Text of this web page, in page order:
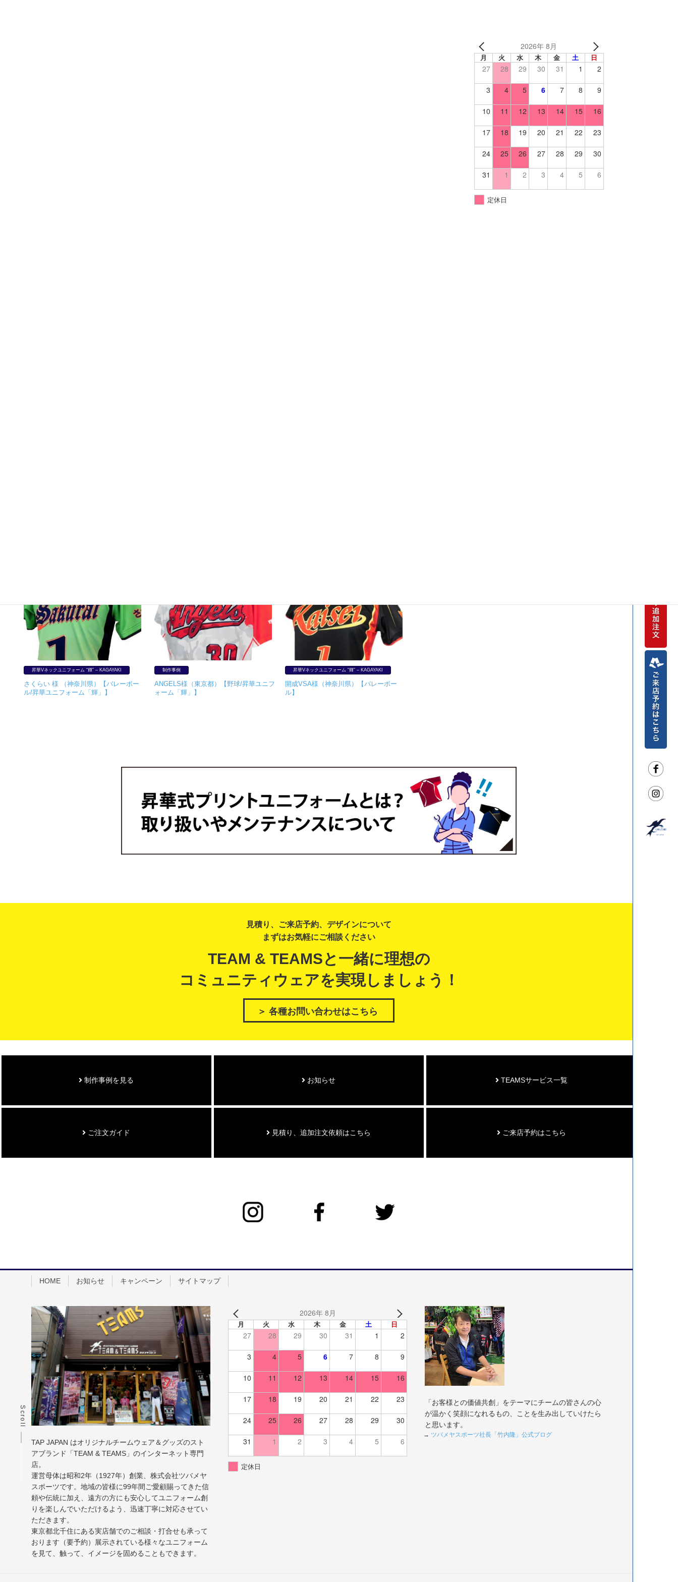
Scroll
昇華Vネックユニフォーム “輝” – KAGAYAKI
さくらい 様 （神奈川県）【バレーボー
ル/昇華ユニフォーム「輝」】
制作事例
ANGELS様（東京都）【野球/昇華ユニフ
ォーム「輝」】
昇華Vネックユニフォーム “輝” – KAGAYAKI
開成VSA様（神奈川県）【バレーボー
ル】
2026年 8月
月 火 水 木 金 土 日
27 28 29 30 31 1 2
3 4 5 6 7 8 9
10 11 12 13 14 15 16
17 18 19 20 21 22 23
24 25 26 27 28 29 30
31 1 2 3 4 5 6
定休日
見積り、ご来店予約、デザインについて
まずはお気軽にご相談ください
TEAM & TEAMSと一緒に理想の
コミュニティウェアを実現しましょう！
＞ 各種お問い合わせはこちら
制作事例を見る お知らせ TEAMSサービス一覧
ご注文ガイド 見積り、追加注文依頼はこちら ご来店予約はこちら
HOME お知らせ キャンペーン サイトマップ
TAP JAPAN はオリジナルチームウェア＆グッズのスト
アブランド「TEAM & TEAMS」のインターネット専門
店。
運営母体は昭和2年（1927年）創業、株式会社ツバメヤ
スポーツです。地域の皆様に99年間ご愛顧賜ってきた信
頼や伝統に加え、遠方の方にも安心してユニフォーム創
りを楽しんでいただけるよう、迅速丁寧に対応させてい
ただきます。
東京都北千住にある実店舗でのご相談・打合せも承って
おります（要予約）展示されている様々なユニフォーム
を見て、触って、イメージを固めることもできます。
2026年 8月
月 火 水 木 金 土 日
27 28 29 30 31 1 2
3 4 5 6 7 8 9
10 11 12 13 14 15 16
17 18 19 20 21 22 23
24 25 26 27 28 29 30
31 1 2 3 4 5 6
定休日
「お客様との価値共創」をテーマにチームの皆さんの心
が温かく笑顔になれるもの、ことを生み出していけたら
と思います。
→ ツバメヤスポーツ社長「竹内隆」公式ブログ